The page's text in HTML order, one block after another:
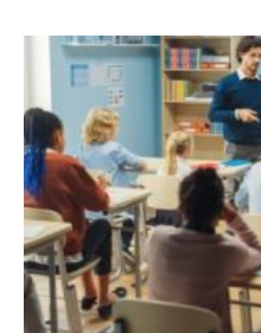
européenne
droits
de
l’homme
poursuite
des
«
groupes
de
besoins
»
au